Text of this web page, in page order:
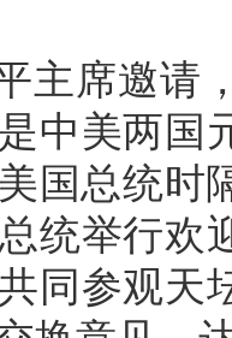
主席邀请
中美两国
国总统时
统举行欢
同参观天